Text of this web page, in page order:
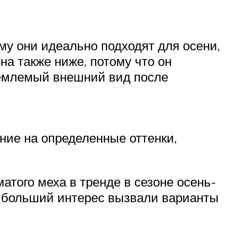
они идеально подходят для осени,
также ниже, потому что он
внешний вид после
на определенные оттенки,
меха в тренде в сезоне осень-
интерес вызвали варианты